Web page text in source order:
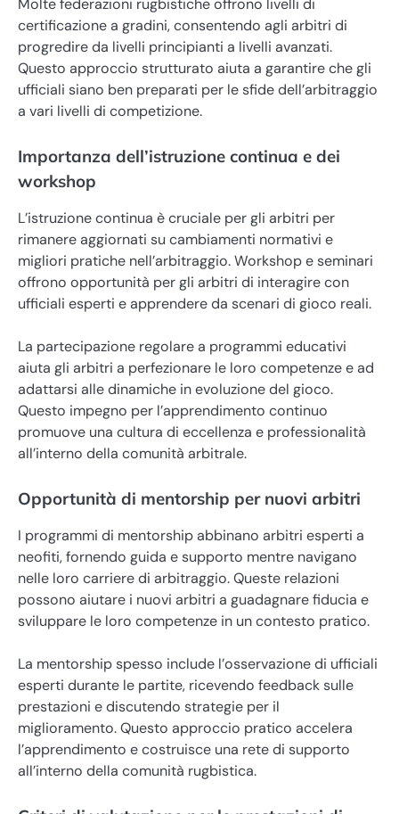
certificazione a gradini, consentendo agli arbitri di
progredire da livelli principianti a livelli avanzati.
Questo approccio strutturato aiuta a garantire che gli
ufficiali siano ben preparati per le sfide dell’arbitraggio
a vari livelli di competizione.
Importanza dell’istruzione continua e dei
workshop
L’istruzione continua è cruciale per gli arbitri per
rimanere aggiornati su cambiamenti normativi e
migliori pratiche nell’arbitraggio. Workshop e seminari
offrono opportunità per gli arbitri di interagire con
ufficiali esperti e apprendere da scenari di gioco reali.
La partecipazione regolare a programmi educativi
aiuta gli arbitri a perfezionare le loro competenze e ad
adattarsi alle dinamiche in evoluzione del gioco.
Questo impegno per l’apprendimento continuo
promuove una cultura di eccellenza e professionalità
all’interno della comunità arbitrale.
Opportunità di mentorship per nuovi arbitri
I programmi di mentorship abbinano arbitri esperti a
neofiti, fornendo guida e supporto mentre navigano
nelle loro carriere di arbitraggio. Queste relazioni
possono aiutare i nuovi arbitri a guadagnare fiducia e
sviluppare le loro competenze in un contesto pratico.
La mentorship spesso include l’osservazione di ufficiali
esperti durante le partite, ricevendo feedback sulle
prestazioni e discutendo strategie per il
miglioramento. Questo approccio pratico accelera
l’apprendimento e costruisce una rete di supporto
all’interno della comunità rugbistica.